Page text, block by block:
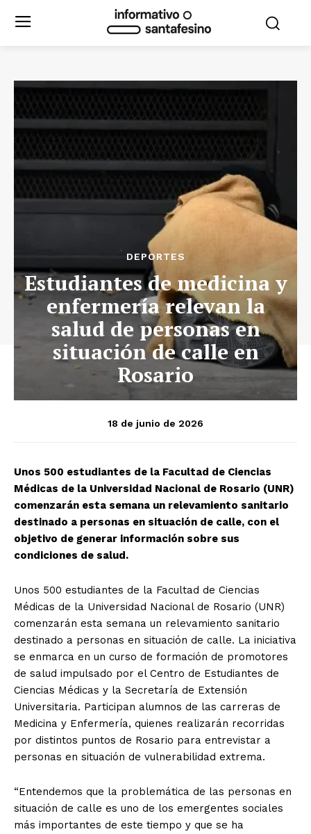
DEPORTES
Estudiantes de medicina y
enfermería relevan la
salud de personas en
situación de calle en
Rosario
18 de junio de 2026
Unos 500 estudiantes de la Facultad de Ciencias
Médicas de la Universidad Nacional de Rosario (UNR)
comenzarán esta semana un relevamiento sanitario
destinado a personas en situación de calle, con el
objetivo de generar información sobre sus
condiciones de salud.
Unos 500 estudiantes de la Facultad de Ciencias
Médicas de la Universidad Nacional de Rosario (UNR)
comenzarán esta semana un relevamiento sanitario
destinado a personas en situación de calle. La iniciativa
se enmarca en un curso de formación de promotores
de salud impulsado por el Centro de Estudiantes de
Ciencias Médicas y la Secretaría de Extensión
Universitaria. Participan alumnos de las carreras de
Medicina y Enfermería, quienes realizarán recorridas
por distintos puntos de Rosario para entrevistar a
personas en situación de vulnerabilidad extrema.
“Entendemos que la problemática de las personas en
situación de calle es uno de los emergentes sociales
más importantes de este tiempo y que se ha